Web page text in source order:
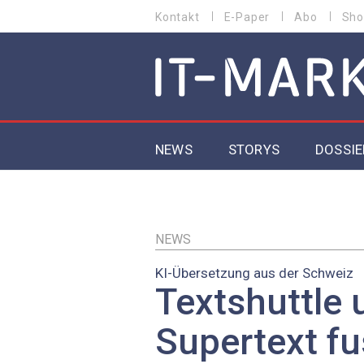
zum
MENU
Kontakt E-Paper Abo
MAIN NAVIGATION
NEWS STORYS
EU-
NEWS
KI-Übersetzung aus der Schweiz
Textshuttle
Supertext